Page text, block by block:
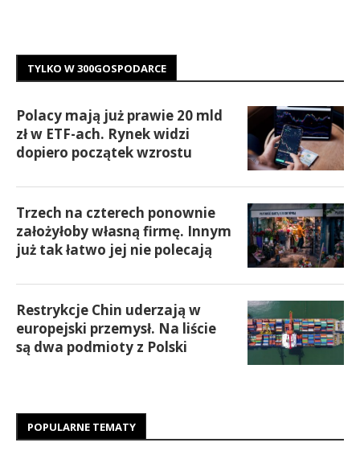
TYLKO W 300GOSPODARCE
Polacy mają już prawie 20 mld
zł w ETF-ach. Rynek widzi
dopiero początek wzrostu
Trzech na czterech ponownie
założyłoby własną firmę. Innym
już tak łatwo jej nie polecają
Restrykcje Chin uderzają w
europejski przemysł. Na liście
są dwa podmioty z Polski
POPULARNE TEMATY